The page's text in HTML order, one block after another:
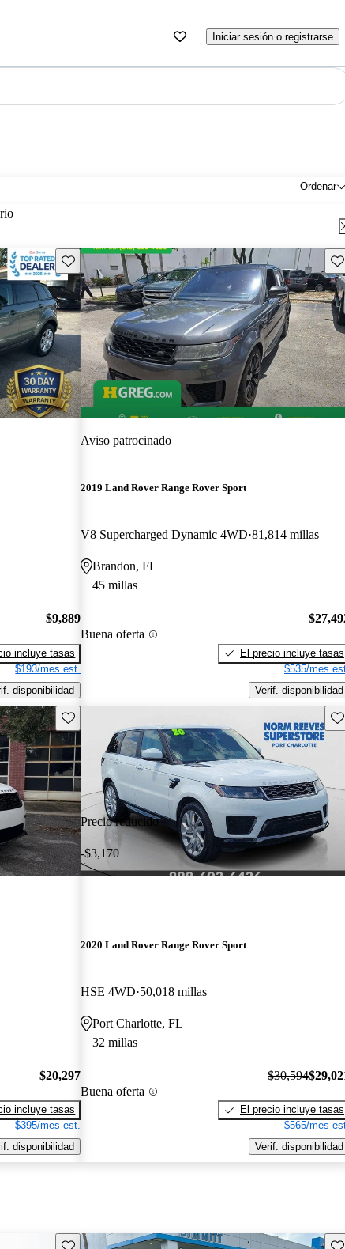
Iniciar sesión o registrarse
Ordenar
Guarda este Aviso
$9,889
incluye tasas
$193/mes est.
disponibilidad
Aviso patrocinado
2019 Land Rover Range Rover Sport
V8 Supercharged Dynamic 4WD 81,814 millas
Brandon, FL
45 millas
Buena oferta
El precio incluye tasas
$535/mes
Verif. disponibilidad
Guarda este Aviso
$20,297
incluye tasas
$395/mes est.
disponibilidad
Precio reducido
-$3,170
2020 Land Rover Range Rover Sport
HSE 4WD 50,018 millas
Port Charlotte, FL
32 millas
Buena oferta
$30,594
El precio incluye tasas
$565/mes
Verif. disponibilidad
Guarda este Aviso